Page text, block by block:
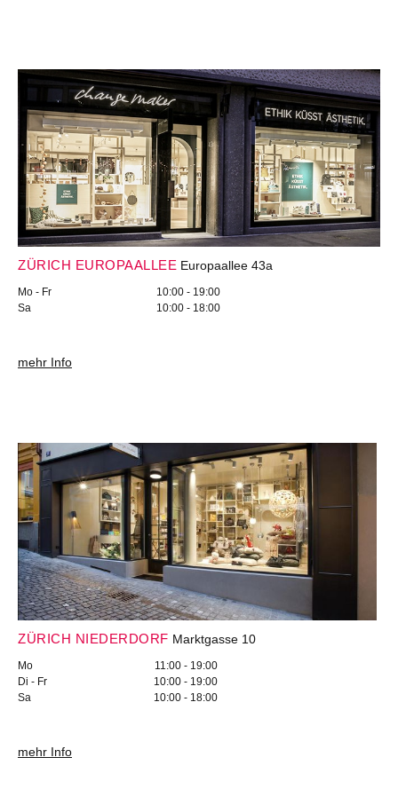
ZÜRICH EUROPAALLEE Europaallee 43a
Mo - Fr
10:00 - 19:00
Sa
10:00 - 18:00
mehr Info
ZÜRICH NIEDERDORF Marktgasse 10
Mo
11:00 - 19:00
Di - Fr
10:00 - 19:00
Sa
10:00 - 18:00
mehr Info